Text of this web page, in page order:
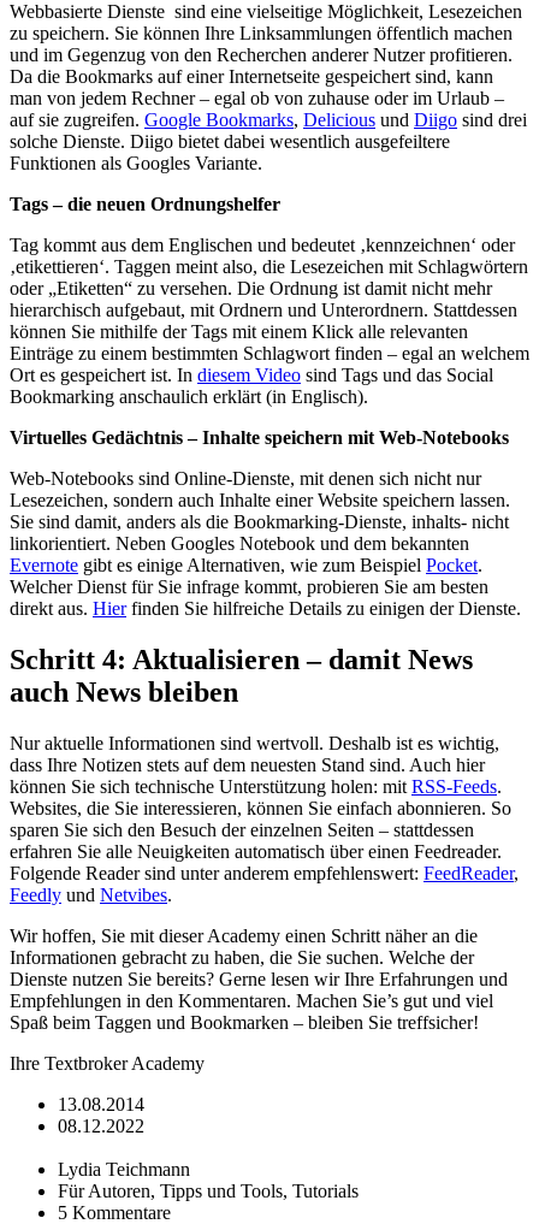
Webbasierte Dienste sind eine vielseitige Möglichkeit, Lesezeichen
zu speichern. Sie können Ihre Linksammlungen öffentlich machen
und im Gegenzug von den Recherchen anderer Nutzer profitieren.
Da die Bookmarks auf einer Internetseite gespeichert sind, kann
man von jedem Rechner – egal ob von zuhause oder im Urlaub –
auf sie zugreifen. Google Bookmarks, Delicious und Diigo sind drei
solche Dienste. Diigo bietet dabei wesentlich ausgefeiltere
Funktionen als Googles Variante.
Tags – die neuen Ordnungshelfer
Tag kommt aus dem Englischen und bedeutet ‚kennzeichnen‘ oder
‚etikettieren‘. Taggen meint also, die Lesezeichen mit Schlagwörtern
oder „Etiketten“ zu versehen. Die Ordnung ist damit nicht mehr
hierarchisch aufgebaut, mit Ordnern und Unterordnern. Stattdessen
können Sie mithilfe der Tags mit einem Klick alle relevanten
Einträge zu einem bestimmten Schlagwort finden – egal an welchem
Ort es gespeichert ist. In diesem Video sind Tags und das Social
Bookmarking anschaulich erklärt (in Englisch).
Virtuelles Gedächtnis – Inhalte speichern mit Web-Notebooks
Web-Notebooks sind Online-Dienste, mit denen sich nicht nur
Lesezeichen, sondern auch Inhalte einer Website speichern lassen.
Sie sind damit, anders als die Bookmarking-Dienste, inhalts- nicht
linkorientiert. Neben Googles Notebook und dem bekannten
Evernote gibt es einige Alternativen, wie zum Beispiel Pocket.
Welcher Dienst für Sie infrage kommt, probieren Sie am besten
direkt aus. Hierfinden Sie hilfreiche Details zu einigen der Dienste.
Schritt 4: Aktualisieren – damit News
auch News bleiben
Nur aktuelle Informationen sind wertvoll. Deshalb ist es wichtig,
dass Ihre Notizen stets auf dem neuesten Stand sind. Auch hier
können Sie sich technische Unterstützung holen: mit RSS-Feeds.
Websites, die Sie interessieren, können Sie einfach abonnieren. So
sparen Sie sich den Besuch der einzelnen Seiten – stattdessen
erfahren Sie alle Neuigkeiten automatisch über einen Feedreader.
Folgende Reader sind unter anderem empfehlenswert: FeedReader,
Feedly und Netvibes.
Wir hoffen, Sie mit dieser Academy einen Schritt näher an die
Informationen gebracht zu haben, die Sie suchen. Welche der
Dienste nutzen Sie bereits? Gerne lesen wir Ihre Erfahrungen und
Empfehlungen in den Kommentaren. Machen Sie’s gut und viel
Spaß beim Taggen und Bookmarken – bleiben Sie treffsicher!
Ihre Textbroker Academy
13.08.2014
08.12.2022
Lydia Teichmann
Für Autoren, Tipps und Tools, Tutorials
5 Kommentare